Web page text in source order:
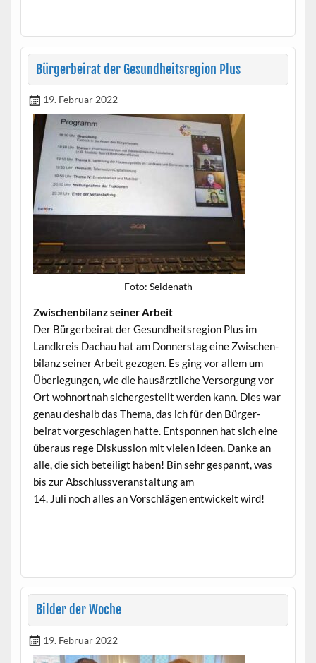
Bürgerbeirat der Gesundheitsregion Plus
19. Februar 2022
Foto: Sei­de­nath
Zwis­chen­bi­lanz sein­er Arbeit
Der Bürg­er­beirat der Gesund­heit­sre­gion Plus im
Land­kreis Dachau hat am Don­ner­stag eine Zwis­chen­
bi­lanz sein­er Arbeit gezo­gen. Es ging vor allem um
Über­legun­gen, wie die hausärztliche Ver­sorgung vor
Ort wohnort­nah sichergestellt wer­den kann. Dies war
genau deshalb das The­ma, das ich für den Bürg­er­
beirat vorgeschla­gen hat­te. Entspon­nen hat sich eine
über­aus rege Diskus­sion mit vie­len Ideen. Danke an
alle, die sich beteiligt haben! Bin sehr ges­pan­nt, was
bis zur Abschlussver­anstal­tung am
14. Juli noch alles an Vorschlä­gen entwick­elt wird!
Bilder der Woche
19. Februar 2022